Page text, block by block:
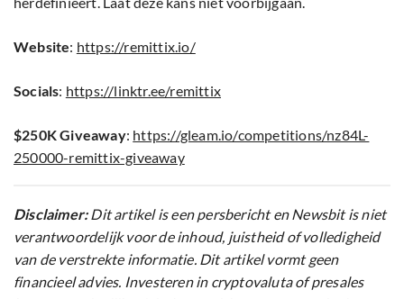
Website: https://remittix.io/
Socials: https://linktr.ee/remittix
$250K Giveaway: https://gleam.io/competitions/nz84L-
250000-remittix-giveaway
Disclaimer:Dit artikel is een persbericht en Newsbit is niet
verantwoordelijk voor de inhoud, juistheid of volledigheid
van de verstrekte informatie. Dit artikel vormt geen
financieel advies. Investeren in cryptovaluta of presales